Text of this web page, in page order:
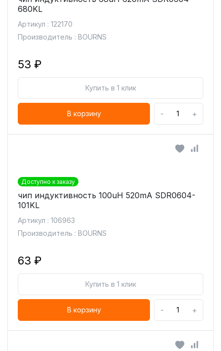
680KL
Артикул : 122170
Производитель : BOURNS
53 ₽
Купить в 1 клик
В корзину - +
Доступно к заказу
чип индуктивность 100uH 520mA SDR0604-
101KL
Артикул : 106963
Производитель : BOURNS
63 ₽
Купить в 1 клик
В корзину - +